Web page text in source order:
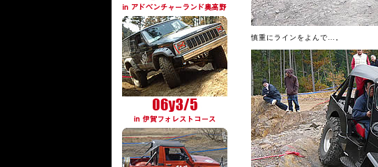
慎重にラインをよんで…。